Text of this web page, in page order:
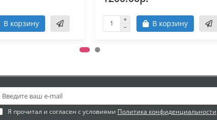
В корзину В корзину
Я прочитал и согласен с условиями Политика конфиденциальности